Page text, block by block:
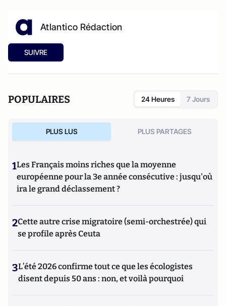
Atlantico Rédaction
SUIVRE
POPULAIRES 24 Heures 7 Jours
PLUS LUS PLUS PARTAGES
1Les Français moins riches que la moyenne
européenne pour la 3e année consécutive : jusqu'où
ira le grand déclassement ?
2Cette autre crise migratoire (semi-orchestrée) qui
se profile après Ceuta
3L’été 2026 confirme tout ce que les écologistes
disent depuis 50 ans : non, et voilà pourquoi